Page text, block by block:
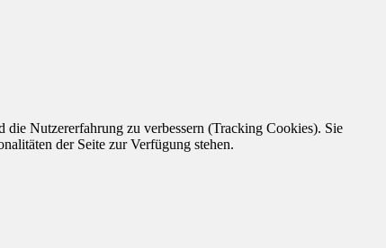
die Nutzererfahrung zu verbessern (Tracking Cookies). Sie
der Seite zur Verfügung stehen.